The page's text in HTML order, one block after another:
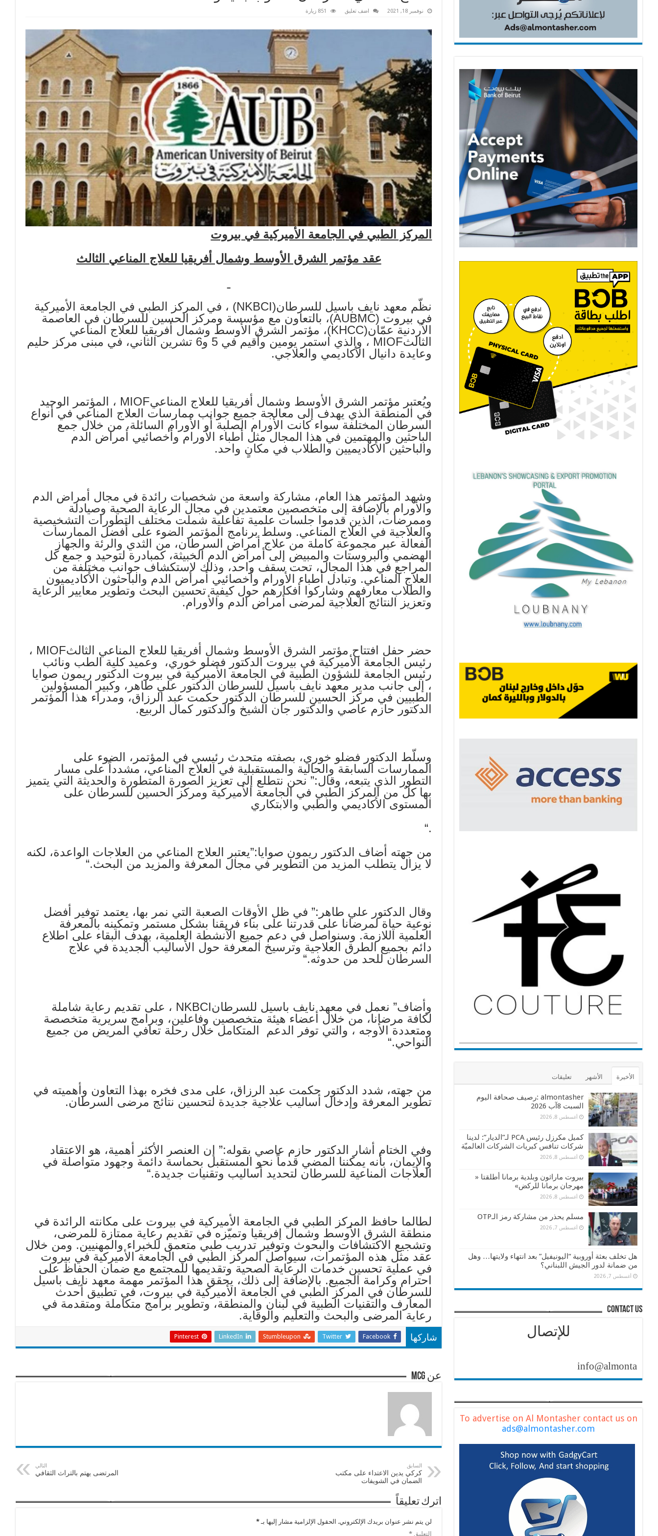
نوفمبر 18, 2021 اضف تعليق 851 زيارة
المركز الطبي في الجامعة الأميركية في بيروت
عقد مؤتمر الشرق الأوسط وشمال أفريقيا للعلاج المناعي الثالث
نظّم معهد نايف باسيل للسرطان(NKBCI) ، في المركز الطبي في الجامعة الأميركية
في بيروت (AUBMC)، بالتعاون مع مؤسسة ومركز الحسين للسرطان في العاصمة
الأردنية عمّان(KHCC)، مؤتمر الشرق الأوسط وشمال أفريقيا للعلاج المناعي
الثالثMIOF
، والذي استمر يومين وأقيم في 5 و6 تشرين الثاني، في مبنى مركز حليم
وعايدة دانيال الأكاديمي والعلاجي.
ويُعتبر مؤتمر الشرق الأوسط وشمال أفريقيا للعلاج المناعيMIOF ، المؤتمر الوحيد
في المنطقة الذي يهدف إلى معالجة جميع جوانب ممارسات العلاج المناعي في أنواع
السرطان المختلفة سواء كانت الأورام الصلبة أو الأورام السائلة، من خلال جمع
الباحثين والمهتمين في هذا المجال مثل أطباء الأورام وأخصائيي أمراض الدم
والباحثين الأكاديميين والطلاب في مكانٍ واحد.
وشهد المؤتمر هذا العام، مشاركة واسعة من شخصيات رائدة في مجال أمراض الدم
والأورام بالإضافة إلى متخصصين معتمدين في مجال الرعاية الصحية وصيادلة
وممرضات، الذين قدموا جلسات علمية تفاعلية شملت مختلف التطورات التشخيصية
والعلاجية في العلاج المناعي. وسلط برنامج المؤتمر الضوء على أفضل الممارسات
الفعالة عبر مجموعة كاملة من علاج أمراض السرطان، من الثدي والرئة والجهاز
الهضمي والبروستات والمبيض إلى أمراض الدم الخبيثة، كمبادرة لتوحيد و جمع كل
المراجع في هذا المجال، تحت سقف واحد، وذلك لإستكشاف جوانب مختلفة من
العلاج المناعي. وتبادل أطباء الأورام وأخصائيي أمراض الدم والباحثون الأكاديميون
والطلاب معارفهم وشاركوا أفكارهم حول كيفية تحسين البحث وتطوير معايير الرعاية
وتعزيز النتائج العلاجية لمرضى أمراض الدم والأورام.
حضر حفل افتتاح مؤتمر الشرق الأوسط وشمال أفريقيا للعلاج المناعي الثالثMIOF ،
رئيس الجامعة الأميركية في بيروت الدكتور فضلو خوري، وعميد كلية الطب ونائب
رئيس الجامعة للشؤون الطبية في الجامعة الأميركية في بيروت الدكتور ريمون صوايا
، إلى جانب مدير معهد نايف باسيل للسرطان الدكتور علي طاهر، وكبير المسؤولين
الطبيين في مركز الحسين للسرطان الدكتور حكمت عبد الرزاق، ومدراء هذا المؤتمر
الدكتور حازم عاصي والدكتور جان الشيخ والدكتور كمال الربيع.
وسلّط الدكتور فضلو خوري، بصفته متحدث رئيسي في المؤتمر، الضوء على
الممارسات السابقة والحالية والمستقبلية في العلاج المناعي، مشدداً على مسار
التطور الذي يتبعه، وقال:” نحن نتطلع إلى تعزيز الصورة المتطورة والحديثة التي يتميز
بها كلٌ من المركز الطبي في الجامعة الأميركية ومركز الحسين للسرطان على
المستوى الأكاديمي والطبي والابتكاري
“.
من جهته أضاف الدكتور ريمون صوايا:”يعتبر العلاج المناعي من العلاجات الواعدة، لكنه
لا يزال يتطلب المزيد من التطوير في مجال المعرفة والمزيد من البحث“.
وقال الدكتور علي طاهر:” في ظل الأوقات الصعبة التي نمر بها، يعتمد توفير أفضل
نوعية حياة لمرضانا على قدرتنا على بناء فريقنا بشكل مستمر وتمكينه بالمعرفة
العلمية اللازمة. وسنواصل في دعم جميع الأنشطة العلمية، بهدف البقاء على اطلاع
دائم بجميع الطرق العلاجية وترسيخ المعرفة حول الأساليب الجديدة في علاج
السرطان للحد من حدوثه“.
وأضاف” نعمل في معهد نايف باسيل للسرطانNKBCI ، على تقديم رعاية شاملة
لكافة مرضانا، من خلال أعضاء هيئة متخصصين وفاعلين، وبرامج سريرية متخصصة
ومتعددة الأوجه ، والتي توفر الدعم المتكامل خلال رحلة تعافي المريض من جميع
النواحي“.
من جهته، شدد الدكتور حكمت عبد الرزاق، على مدى فخره بهذا التعاون وأهميته في
تطوير المعرفة وإدخال أساليب علاجية جديدة لتحسين نتائج مرضى السرطان.
وفي الختام أشار الدكتور حازم عاصي بقوله:” إن العنصر الأكثر أهمية، هو الاعتقاد
والإيمان، بأنه يمكننا المضي قدماً نحو المستقبل بحماسة دائمة وجهود متواصلة في
العلاجات المناعية للسرطان لتحديد أساليب وتقنيات جديدة“.
لطالما حافظ المركز الطبي في الجامعة الأميركية في بيروت على مكانته الرائدة في
منطقة الشرق الأوسط وشمال إفريقيا وتميّزه في تقديم رعاية ممتازة للمرضى،
وتشجيع الاكتشافات والبحوث وتوفير تدريب طبي متعمق للخبراء والمهنيين. ومن خلال
عقد مثل هذه المؤتمرات، سيواصل المركز الطبي في الجامعة الأميركية في بيروت
في عملية تحسين خدمات الرعاية الصحية وتقديمها للمجتمع مع ضمان الحفاظ على
احترام وكرامة الجميع. بالإضافة إلى ذلك، يحقق هذا المؤتمر مهمة معهد نايف باسيل
للسرطان في المركز الطبي في الجامعة الأميركية في بيروت، في تطبيق أحدث
المعارف والتقنيات الطبية في لبنان والمنطقة، وتطوير برامج متكاملة ومتقدمة في
رعاية المرضى والبحث والتعليم والوقاية.
شاركها Facebook
Twitter
Stumbleupon
LinkedIn
Pinterest
عن mcg
السابق
كركي يدين الاعتداء على مكتب
الضمان في الشويفات
التالي
المرتضى يهتم بالتراث الثقافي
اترك تعليقاً
لن يتم نشر عنوان بريدك الإلكتروني. الحقول الإلزامية مشار إليها بـ *
التعليق *
الأخيرة الأشهر تعليقات
almontasher :رصيف صحافة اليوم
السبت 8آب 2026
أغسطس 8, 2026
كميل مكرزل رئيس PCA لـ”الديار”: لدينا
شركات تنافس كبريات الشركات العالميّة
أغسطس 8, 2026
بيروت ماراثون وبلدية برمانا أطلقتا «
مهرجان برمانا للركض»
أغسطس 8, 2026
مسلم يحذر من مشاركة رمز الـOTP
أغسطس 7, 2026
هل تخلف بعثة أوروبية “اليونيفيل” بعد انتهاء ولايتها… وهل
من ضمانة لدور الجيش اللبناني؟
أغسطس 7, 2026
contact us
للإتصال
info@almontasher.com
To advertise on Al Montasher contact us on
ads@almontasher.com